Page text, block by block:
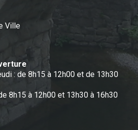
Ville
: de 8h15 à 12h00 et de 13h30
8h15 à 12h00 et 13h30 à 16h30